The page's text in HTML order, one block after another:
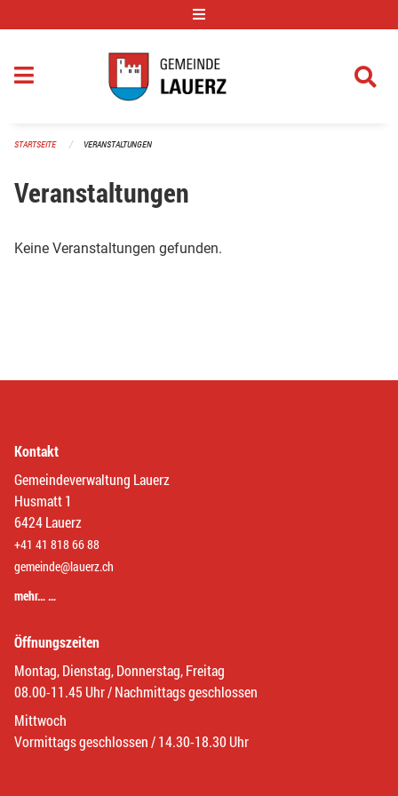
STARTSEITE VERANSTALTUNGEN
Veranstaltungen
Keine Veranstaltungen gefunden.
Kontakt
Gemeindeverwaltung Lauerz
Husmatt 1
6424 Lauerz
+41 41 818 66 88
gemeinde@lauerz.ch
mehr… …
Öffnungszeiten
Montag, Dienstag, Donnerstag, Freitag
08.00-11.45 Uhr / Nachmittags geschlossen
Mittwoch
Vormittags geschlossen / 14.30-18.30 Uhr